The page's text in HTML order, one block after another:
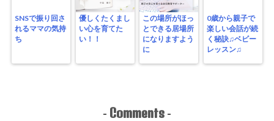
SNSで振り回さ
れるママの気持
ち
優しくたくまし
い心を育てた
い！！
この場所がほっ
とできる居場所
になりますよう
に
0歳から親子で
楽しい会話が続
く秘訣♫ベビー
レッスン♫
- Comments -